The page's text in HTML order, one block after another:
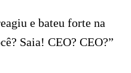
e bateu forte na
Saia! CEO? CEO?”